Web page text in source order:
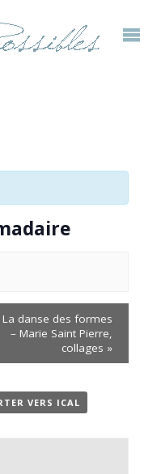
La danse des formes
– Marie Saint Pierre,
collages »
VERS ICAL